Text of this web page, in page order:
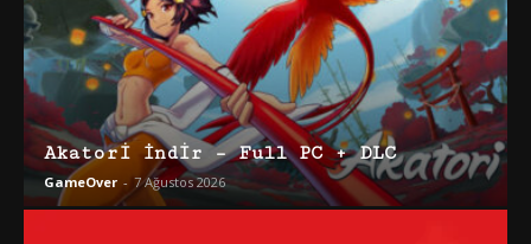
Akatori İndir – Full PC + DLC
GameOver - 7 Ağustos 2026